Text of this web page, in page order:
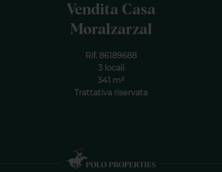
Vendita Casa
Moralzarzal
Rif. 86189688
3 locali
341 m²
Trattativa riservata